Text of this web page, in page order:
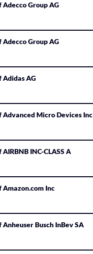
Group AG
Group AG
Adidas AG
Advanced Micro Devices Inc
INC-CLASS A
Inc
Busch InBev SA